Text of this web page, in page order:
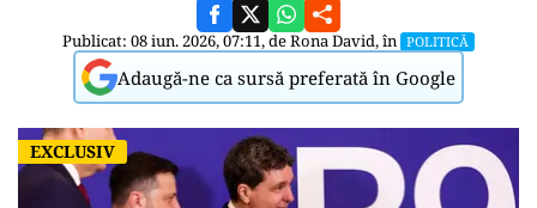
Publicat: 08 iun. 2026, 07:11, deRona David, în POLITICĂ
Adaugă-ne ca sursă preferată în Google
EXCLUSIV